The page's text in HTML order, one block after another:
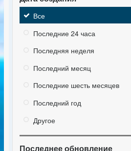
Все
Последние 24 часа
Последняя неделя
Последний месяц
Последние шесть месяцев
Последний год
Другое
Последнее обновление